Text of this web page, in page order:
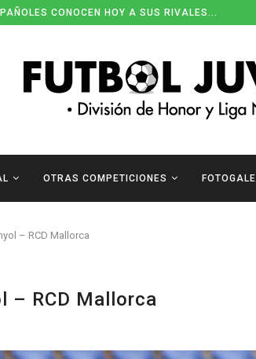
CONOCEN HOY A SUS RIVALES...
OTRAS COMPETICIONES
– RCD Mallorca
– RCD Mallorca